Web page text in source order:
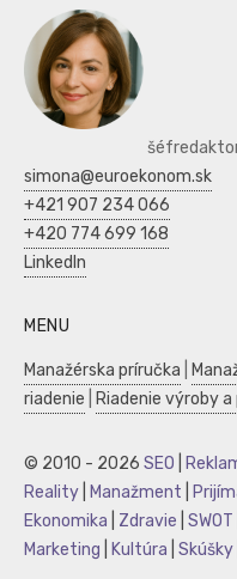
simona@euroekonom.sk
+421 907 234 066
+420 774 699 168
LinkedIn
MENU
Manažérska príručka
riadenie
Riadenie výroby a
© 2010 - 2026 SEO
Reality
Manažment
Ekonomika
Zdravie SWOT
Marketing
Kultúra Skúšky